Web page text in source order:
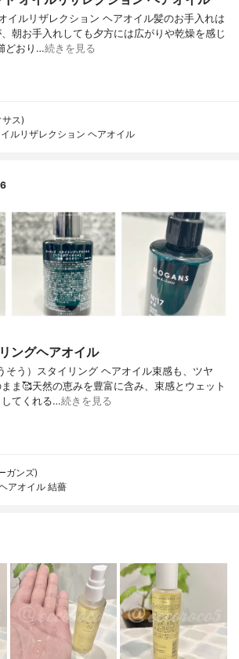
イルリザレクション ヘアオイル髪のお手入れは
朝お手入れしても夕方には広がりや乾燥を感じ
どおり…続きを見る
ス)
ルリザレクション ヘアオイル
ングヘアオイル
う）スタイリング ヘアオイル束感も、ツヤ
ま🥰天然の恵みを豊富に含み、束感とウェット
してくれる…続きを見る
ガンズ)
アオイル 結薔